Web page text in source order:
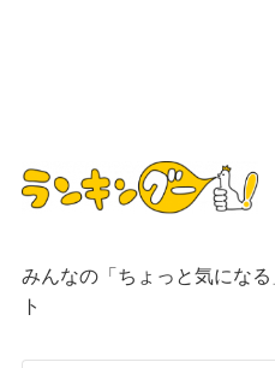
みんなの「ちょっと気にな
ト